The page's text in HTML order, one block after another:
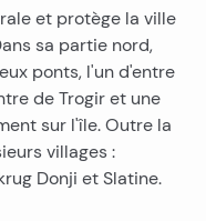
+ jardin avec
VENDU!
– 368 000 € –
+ toit terrasse
et protège la ville
sa partie nord,
ponts, l'un d'entre
de Trogir et une
sur l'île. Outre la
villages :
Donji et Slatine.